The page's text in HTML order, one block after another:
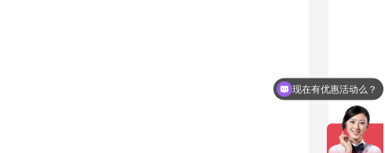
现在有优惠活动么？